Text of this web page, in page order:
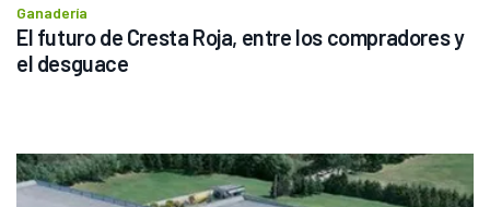
Ganadería
El futuro de Cresta Roja, entre los compradores y
el desguace